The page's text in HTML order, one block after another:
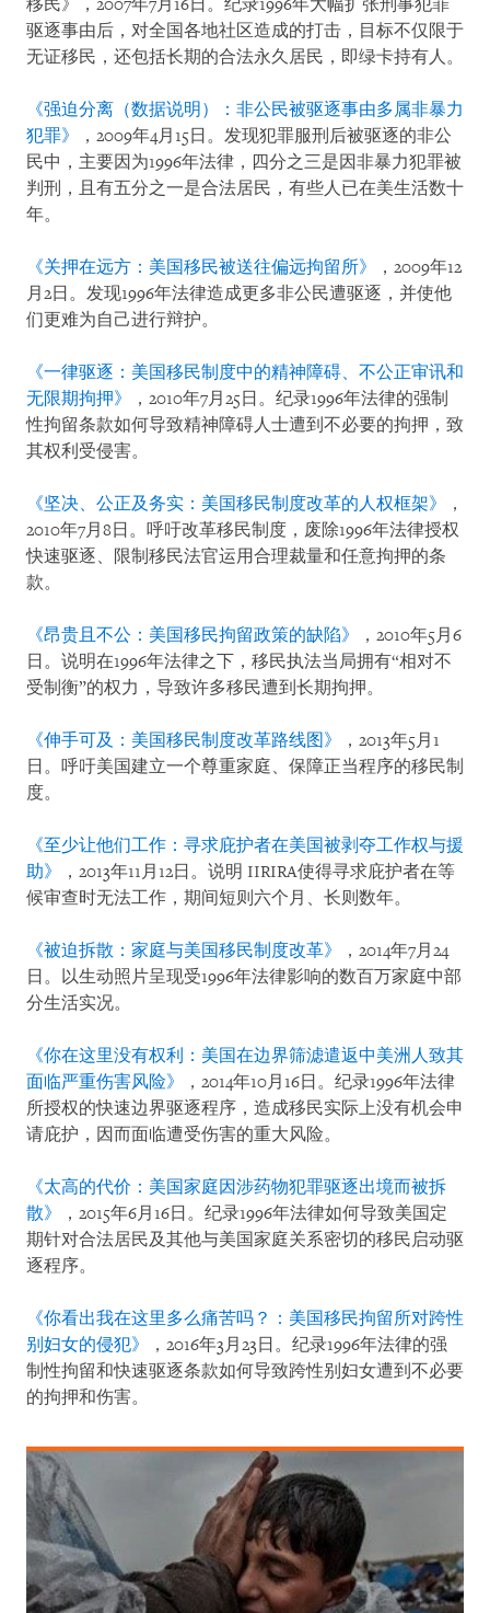
移民》，2007年7月16日。纪录1996年大幅扩张刑事犯罪
驱逐事由后，对全国各地社区造成的打击，目标不仅限于
无证移民，还包括长期的合法永久居民，即绿卡持有人。
《强迫分离（数据说明）：非公民被驱逐事由多属非暴力
犯罪》
，2009年4月15日。发现犯罪服刑后被驱逐的非公
民中，主要因为1996年法律，四分之三是因非暴力犯罪被
判刑，且有五分之一是合法居民，有些人已在美生活数十
年。
《关押在远方：美国移民被送往偏远拘留所》
，2009年12
月2日。发现1996年法律造成更多非公民遭驱逐，并使他
们更难为自己进行辩护。
《一律驱逐：美国移民制度中的精神障碍、不公正审讯和
无限期拘押》
，2010年7月25日。纪录1996年法律的强制
性拘留条款如何导致精神障碍人士遭到不必要的拘押，致
其权利受侵害。
《坚决、公正及务实：美国移民制度改革的人权框架》
，
2010年7月8日。呼吁改革移民制度，废除1996年法律授权
快速驱逐、限制移民法官运用合理裁量和任意拘押的条
款。
《昂贵且不公：美国移民拘留政策的缺陷》
，2010年5月6
日。说明在1996年法律之下，移民执法当局拥有“相对不
受制衡”的权力，导致许多移民遭到长期拘押。
《伸手可及：美国移民制度改革路线图》
，2013年5月1
日。呼吁美国建立一个尊重家庭、保障正当程序的移民制
度。
《至少让他们工作：寻求庇护者在美国被剥夺工作权与援
助》
，2013年11月12日。说明 IIRIRA使得寻求庇护者在等
候审查时无法工作，期间短则六个月、长则数年。
《被迫拆散：家庭与美国移民制度改革》
，2014年7月24
日。以生动照片呈现受1996年法律影响的数百万家庭中部
分生活实况。
《你在这里没有权利：美国在边界筛滤遣返中美洲人致其
面临严重伤害风险》
，2014年10月16日。纪录1996年法律
所授权的快速边界驱逐程序，造成移民实际上没有机会申
请庇护，因而面临遭受伤害的重大风险。
《太高的代价：美国家庭因涉药物犯罪驱逐出境而被拆
散》
，2015年6月16日。纪录1996年法律如何导致美国定
期针对合法居民及其他与美国家庭关系密切的移民启动驱
逐程序。
《你看出我在这里多么痛苦吗？：美国移民拘留所对跨性
别妇女的侵犯》
，2016年3月23日。纪录1996年法律的强
制性拘留和快速驱逐条款如何导致跨性别妇女遭到不必要
的拘押和伤害。